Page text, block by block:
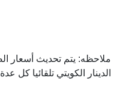
ملاحظه: يتم تحديث أسعار
الدينار الكويتي تلقائيا كل